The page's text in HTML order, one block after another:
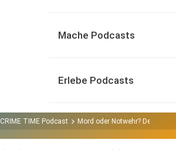
Mache Podcasts
Erlebe Podcasts
CRIME TIME Podcast Mord oder Notwehr? Der Fall